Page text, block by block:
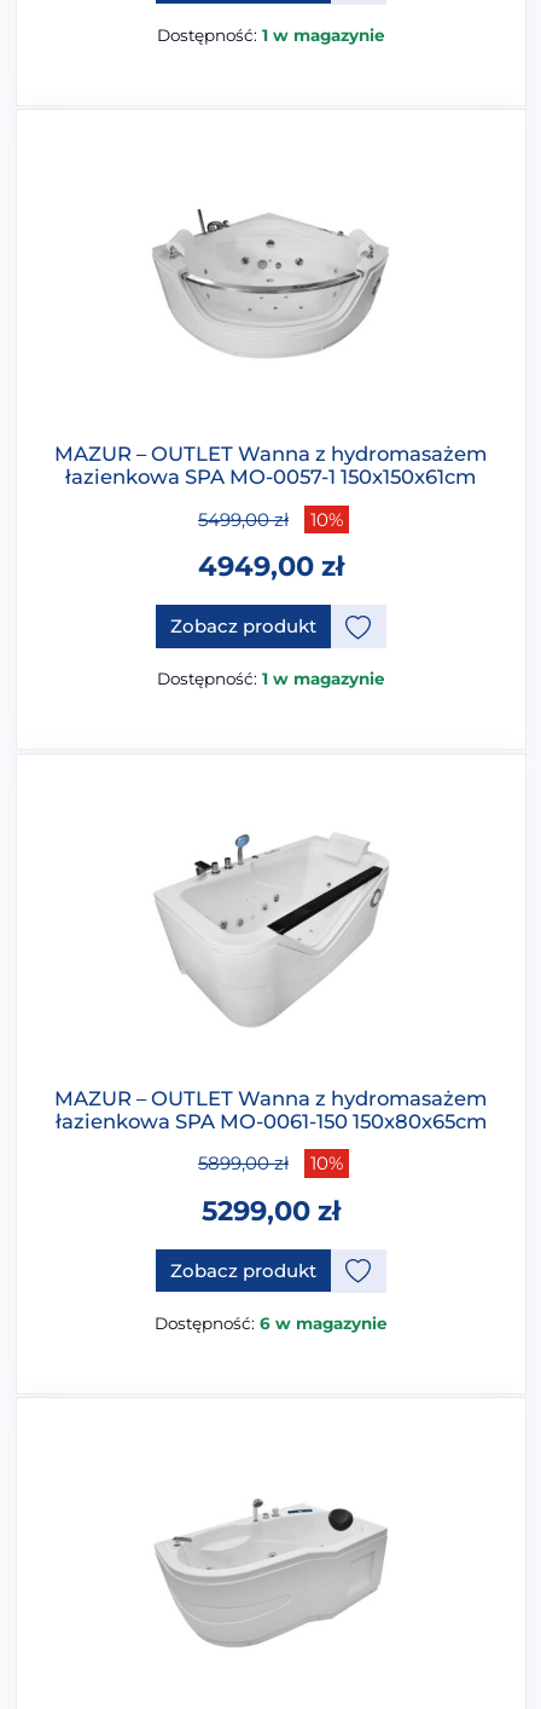
Dostępność: 1 w magazynie
MAZUR – OUTLET Wanna z hydromasażem
łazienkowa SPA MO-0057-1 150x150x61cm
5499,00zł 10%
4949,00 zł
Zobacz produkt
Dostępność: 1 w magazynie
MAZUR – OUTLET Wanna z hydromasażem
łazienkowa SPA MO-0061-150 150x80x65cm
5899,00zł 10%
5299,00 zł
Zobacz produkt
Dostępność: 6 w magazynie